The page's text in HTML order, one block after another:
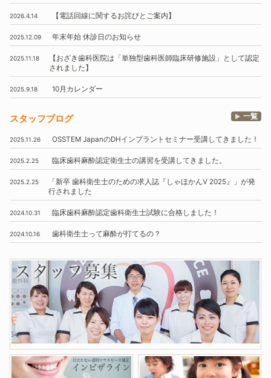
2026.4.14 【電話回線に関するお詫びとご案内】
2025.12.09 年末年始 休診日のお知らせ
2025.11.18 【おざき歯科医院は 「単独型歯科医師臨床研修施設」
として認定
されました】
2025.9.18 10月 カレンダー
スタッフブログ 一覧
2025.11.26 OSSTEM JapanのDHインプラントセミナー受講してきました！
2025.2.25 臨床歯科麻酔認定衛生士の講習を受講してきました。
2025.2.25 「新卒 歯科衛生士のための求人誌『しゃほかんV 2025』」 が発
行されました
2024.10.31 臨床歯科麻酔認定歯科衛生士試験に合格しました！
2024.10.16 歯科衛生士って麻酔が打てるの？